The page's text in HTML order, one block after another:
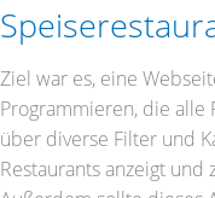
Ziel war es, eine
Programmieren, die alle
über diverse Filter und
Restaurants anzeigt